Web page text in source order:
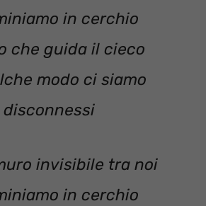
in cerchio
che guida il cieco
modo ci siamo
disconnessi
invisibile tra noi
in cerchio